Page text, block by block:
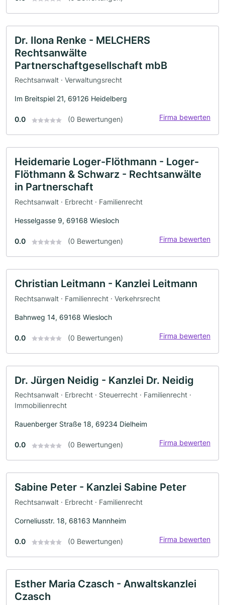
Dr. Ilona Renke - MELCHERS
Rechtsanwälte
Partnerschaftgesellschaft mbB
Rechtsanwalt · Verwaltungsrecht
Im Breitspiel 21, 69126 Heidelberg
0.0 (0 Bewertungen) Firma bewerten
Heidemarie Loger-Flöthmann - Loger-
Flöthmann & Schwarz - Rechtsanwälte
in Partnerschaft
Rechtsanwalt · Erbrecht · Familienrecht
Hesselgasse 9, 69168 Wiesloch
0.0 (0 Bewertungen) Firma bewerten
Christian Leitmann - Kanzlei Leitmann
Rechtsanwalt · Familienrecht · Verkehrsrecht
Bahnweg 14, 69168 Wiesloch
0.0 (0 Bewertungen) Firma bewerten
Dr. Jürgen Neidig - Kanzlei Dr. Neidig
Rechtsanwalt · Erbrecht · Steuerrecht · Familienrecht ·
Immobilienrecht
Rauenberger Straße 18, 69234 Dielheim
0.0 (0 Bewertungen) Firma bewerten
Sabine Peter - Kanzlei Sabine Peter
Rechtsanwalt · Erbrecht · Familienrecht
Corneliusstr. 18, 68163 Mannheim
0.0 (0 Bewertungen) Firma bewerten
Esther Maria Czasch - Anwaltskanzlei
Czasch